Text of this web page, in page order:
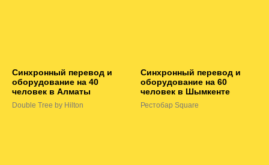
Синхронный перевод и
оборудование на 40
человек в Алматы
Double Tree by Hilton
Синхронный перевод и
оборудование на 60
человек в Шымкенте
Рестобар Square